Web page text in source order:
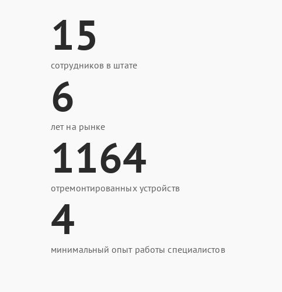
15
сотрудников в штате
6
лет на рынке
1164
отремонтированных устройств
4
минимальный опыт работы специалистов